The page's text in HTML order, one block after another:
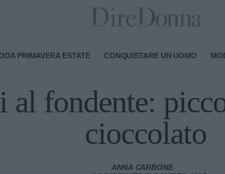
PRIMAVERA ESTATE CONQUISTARE UN UOMO
al fondente:
cioccolato
ANNA CARBONE